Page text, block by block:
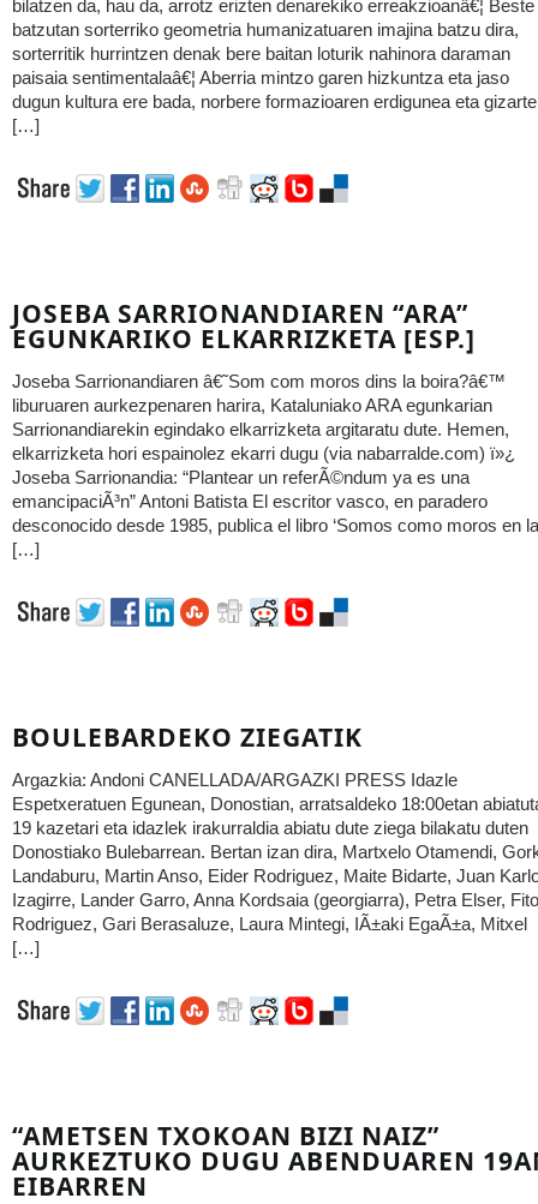
bilatzen da, hau da, arrotz erizten denarekiko erreakzioanâ€¦ Beste
batzutan sorterriko geometria humanizatuaren imajina batzu dira,
sorterritik hurrintzen denak bere baitan loturik nahinora daraman
paisaia sentimentalaâ€¦ Aberria mintzo garen hizkuntza eta jaso
dugun kultura ere bada, norbere formazioaren erdigunea eta gizarte
[…]
JOSEBA SARRIONANDIAREN “ARA”
EGUNKARIKO ELKARRIZKETA [ESP.]
Joseba Sarrionandiaren â€˜Som com moros dins la boira?â€™
liburuaren aurkezpenaren harira, Kataluniako ARA egunkarian
Sarrionandiarekin egindako elkarrizketa argitaratu dute. Hemen,
elkarrizketa hori espainolez ekarri dugu (via nabarralde.com) ï»¿
Joseba Sarrionandia: “Plantear un referÃ©ndum ya es una
emancipaciÃ³n” Antoni Batista El escritor vasco, en paradero
desconocido desde 1985, publica el libro ‘Somos como moros en la
[…]
BOULEBARDEKO ZIEGATIK
Argazkia: Andoni CANELLADA/ARGAZKI PRESS Idazle
Espetxeratuen Egunean, Donostian, arratsaldeko 18:00etan
19 kazetari eta idazlek irakurraldia abiatu dute ziega bilakatu duten
Donostiako Bulebarrean. Bertan izan dira, Martxelo Otamendi,
Landaburu, Martin Anso, Eider Rodriguez, Maite Bidarte, Juan
Izagirre, Lander Garro, Anna Kordsaia (georgiarra), Petra Elser, Fito
Rodriguez, Gari Berasaluze, Laura Mintegi, IÃ±aki EgaÃ±a, Mitxel
[…]
“AMETSEN TXOKOAN BIZI NAIZ”
AURKEZTUKO DUGU ABENDUAREN
EIBARREN